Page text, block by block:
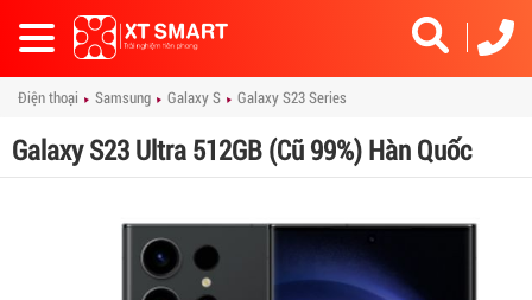
Toggle
navigation
Điện thoại Samsung Galaxy S Galaxy S23 Series
Galaxy S23 Ultra 512GB (Cũ 99%) Hàn Quốc